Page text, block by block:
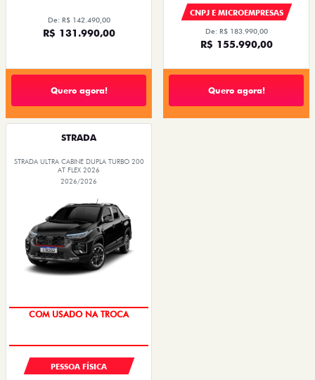
De: R$ 142.490,00
R$ 131.990,00
Quero agora!
CNPJ E MICROEMPRESAS
De: R$ 183.990,00
R$ 155.990,00
Quero agora!
STRADA
STRADA ULTRA CABINE DUPLA TURBO 200
AT FLEX 2026
2026/2026
COM USADO NA TROCA
PESSOA FÍSICA